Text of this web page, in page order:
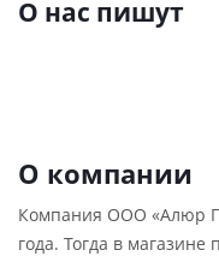
О нас пишут
О компании
Компания ООО «Алюр
года. Тогда в